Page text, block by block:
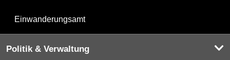
Einwanderungsamt
Politik & Verwaltung